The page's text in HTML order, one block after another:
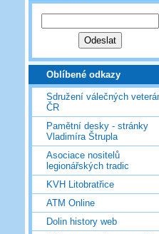
Oblíbené odkazy
Sdružení válečných
ČR
Pamětní desky - stránky
Vladimíra Štrupla
Asociace nositelů
legionářských tradic
KVH Litobratřice
ATM Online
Dolin history web